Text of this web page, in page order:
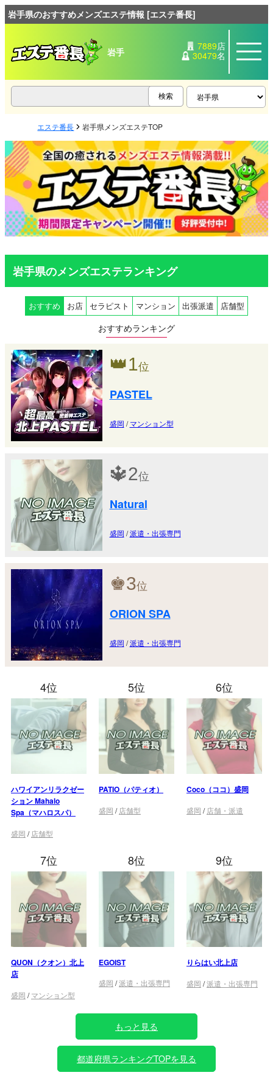
岩手県のおすすめメンズエステ情報 [エステ番長]
岩手 7889店
30479名
エステ番長 岩手県メンズエステTOP
岩手県のメンズエステランキング
おすすめ お店 セラピスト マンション 出張派遣 店舗型
おすすめランキング
👑1位
PASTEL
盛岡 /マンション型
🔱2位
Natural
盛岡 /派遣・出張専門
♚3位
ORION SPA
盛岡 /派遣・出張専門
4位
ハワイアンリラクゼー
ション Mahalo
Spa（マハロスパ）
盛岡 / 店舗型
5位
PATIO（パティオ）
盛岡 / 店舗型
6位
Coco（ココ）盛岡
盛岡 / 店舗・派遣
7位
QUON（クオン）北上
店
盛岡 /マンション型
8位
EGOIST
盛岡 /派遣・出張専門
9位
りらはい北上店
盛岡 /派遣・出張専門
もっと見る
都道府県ランキングTOPを見る